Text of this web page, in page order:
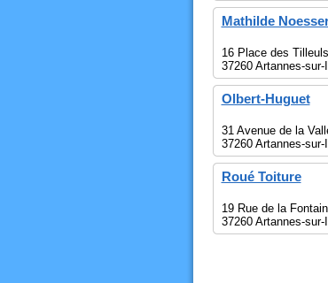
Mathilde
16 Place des Tilleuls
37260 Artannes-sur-
Olbert-Huguet
31 Avenue de la
37260 Artannes-sur-
Roué Toiture
19 Rue de la
37260 Artannes-sur-